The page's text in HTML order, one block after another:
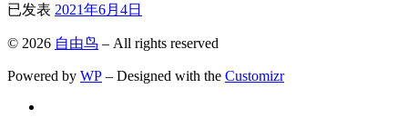
已发表 2021年6月4日
© 2026 自由鸟 – All rights reserved
Powered by WP – Designed with the Customizr